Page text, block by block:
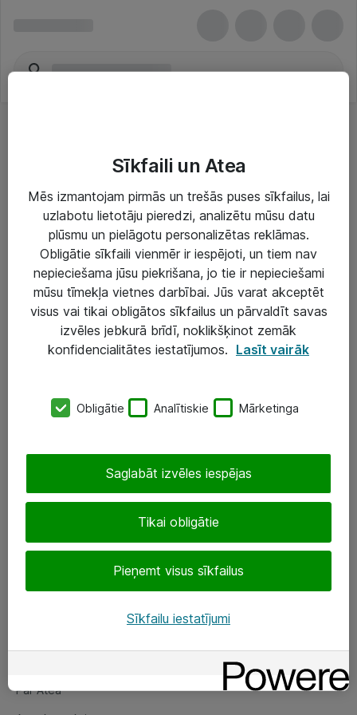
Risinājumi & Pakalpojumi
IT serviss un atbalsts
IT infrastruktūra
Darba vietu IT risinājumi
Serveri un datu centri
SIA „ATEA”
eShop@atea.lv
Sekojiet mums
Par Atea
Par Atea
Sīkfaili un Atea
Mēs izmantojam pirmās un trešās puses sīkfailus, lai
uzlabotu lietotāju pieredzi, analizētu mūsu datu
plūsmu un pielāgotu personalizētas reklāmas.
Obligātie sīkfaili vienmēr ir iespējoti, un tiem nav
nepieciešama jūsu piekrišana, jo tie ir nepieciešami
mūsu tīmekļa vietnes darbībai. Jūs varat akceptēt
visus vai tikai obligātos sīkfailus un pārvaldīt savas
izvēles jebkurā brīdī, noklikšķinot zemāk
konfidencialitātes iestatījumos. Lasīt vairāk
Obligātie Analītiskie Mārketinga
Tikai obligātie
Pieņemt visus sīkfailus
Saglabāt izvēles iespējas
Sīkfailu iestatījumi